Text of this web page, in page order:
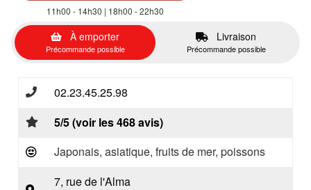
11h00 - 14h30 | 18h00 - 22h30
À emporter
Précommande possible
Livraison
Précommande possible
02.23.45.25.98
5/5 (voir les 468 avis)
Japonais, asiatique, fruits de mer, poissons
7, rue de l'Alma